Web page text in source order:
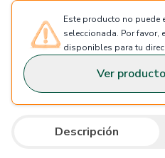
Este producto no puede
seleccionada. Por
disponibles para tu
Ver
Descripción